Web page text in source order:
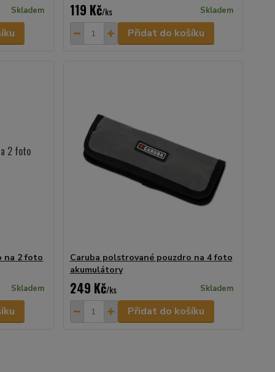
Skladem 119 Kč/ks Skladem
Přidat do košíku
na 2 foto
Skladem
Caruba polstrované pouzdro na 4 foto
akumulátory
249 Kč/ks Skladem
Přidat do košíku